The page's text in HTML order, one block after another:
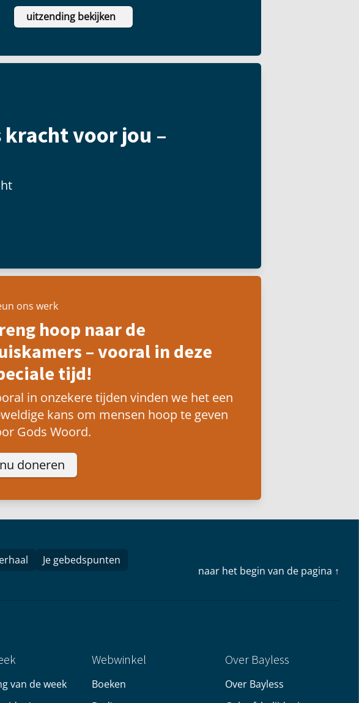
uitzending bekijken
kracht voor jou –
ons werk
hoop naar de
– vooral in deze
tijd!
in onzekere tijden vinden we het een
kans om mensen hoop te geven
Gods Woord.
nu doneren
Je gebedspunten
naar het begin van de pagina ↑
van de week
Webwinkel
Boeken
Over Bayless
Over Bayless